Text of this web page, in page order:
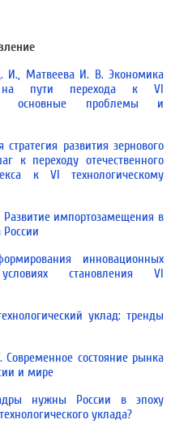
И., Матвеева И. В. Экономика
на пути перехода к VI
основные проблемы и
развития зернового
к переходу отечественного
к VI технологическому
импортозамещения в
России
инновационных
становления VI
уклад: тренды
состояние рынка
и мире
нужны России в эпоху
уклада?